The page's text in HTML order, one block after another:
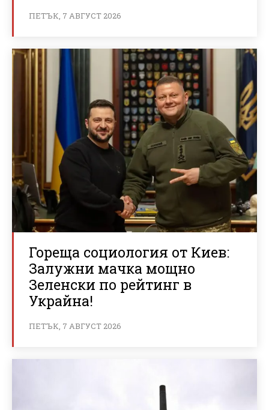
ПЕТЪК, 7 АВГУСТ 2026
Гореща социология от Киев:
Залужни мачка мощно
Зеленски по рейтинг в
Украйна!
ПЕТЪК, 7 АВГУСТ 2026